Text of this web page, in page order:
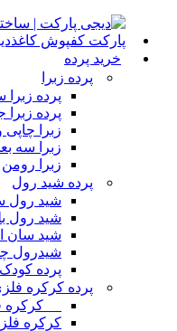
خرید پرده
پرده زبرا
پرده زبرا
پرده زبرا
زبرا چاپی
زبرا سه
زبرا رومن
پرده شید رول
شید رول
شید رول
شید سان
شیدرول
پرده کودک
پرده کرکره
__ کرکره فلزی ۲۵
کرکره فلزی